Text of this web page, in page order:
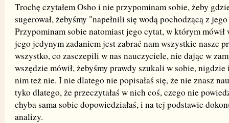
Trochę czytałem Osho i nie przypominam sobie, żeby
sugerował, żebyśmy "napełnili się wodą pochodzącą z
Przypominam sobie natomiast jego cytat, w którym mówił
jego jedynym zadaniem jest zabrać nam wszystkie nasze
wszystko, co zasczepili w nas nauczyciele, nie dając w
wszędzie mówił, żebyśmy prawdy szukali w sobie,
nim też nie. I nie dlatego nie popisałaś się, że nie znasz
tyko dlatego, że przeczytałaś w nich coś, czego nie
chyba sama sobie dopowiedziałaś, i na tej podstawie
analizy.